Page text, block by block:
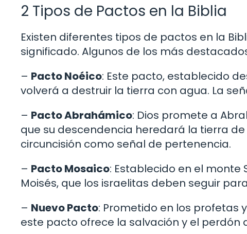
2 Tipos de Pactos en la Biblia
Existen diferentes tipos de pactos en la
significado. Algunos de los más
– Pacto Noéico: Este pacto, establecido
volverá a destruir la tierra con agua. La
– Pacto Abrahámico: Dios promete a
que su descendencia heredará la tierra
circuncisión como señal de pertenencia.
– Pacto Mosaico: Establecido en el monte
Moisés, que los israelitas deben seguir
– Nuevo Pacto: Prometido en los profetas
este pacto ofrece la salvación y el perdón